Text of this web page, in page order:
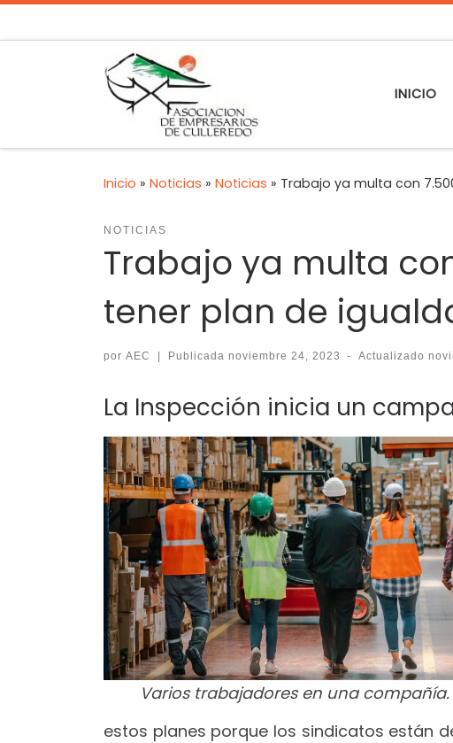
INICIO
Inicio » Noticias » Noticias » Trabajo ya multa con
NOTICIAS
Trabajo ya multa
tener plan de
por AEC | Publicada noviembre 24, 2023 - Actualizado
La Inspección inicia un
Varios trabajadores en una
estos planes porque los sindicatos están